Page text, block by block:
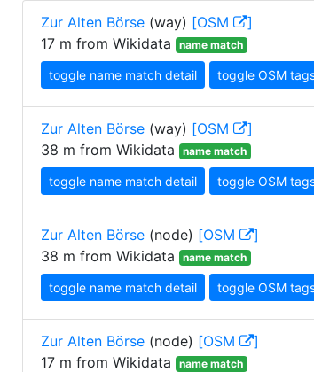
Zur Alten Börse(way) [OSM
]
17 m from Wikidata
name match
toggle name match detail toggle OSM
Zur Alten Börse(way) [OSM
]
38 m from Wikidata
name match
toggle name match detail toggle OSM
Zur Alten Börse(node) [OSM
]
38 m from Wikidata
name match
toggle name match detail toggle OSM
Zur Alten Börse(node) [OSM
]
17 m from Wikidata
name match